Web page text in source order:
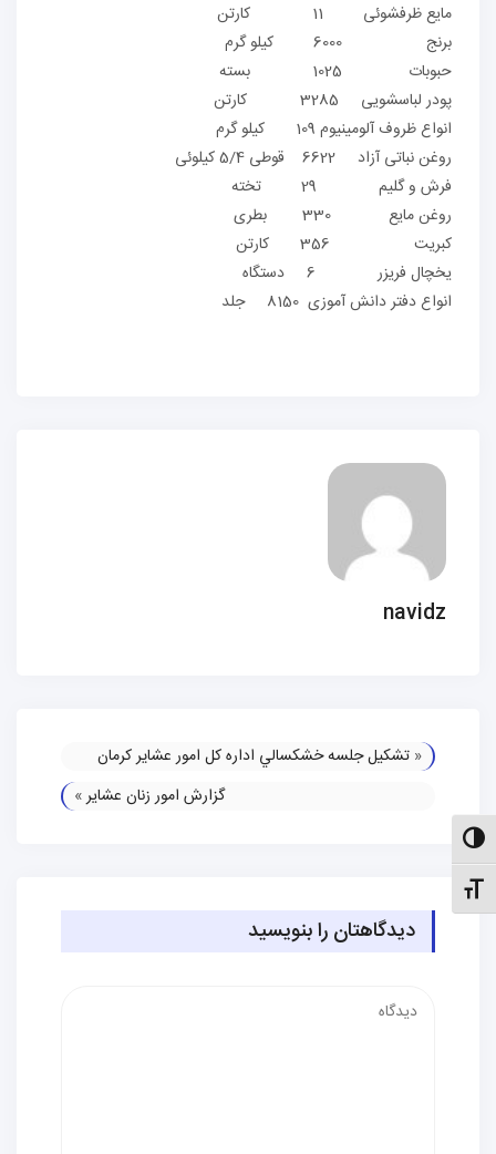
حالت کنتراست بالا
تنظیم اندازهٔ فونت
مایع ظرفشوئی 11 کارتن
برنج 6000 کیلو گرم
حبوبات 1025 بسته
پودر لباسشویی 3285 کارتن
انواع ظروف آلومینیوم 109 کیلو گرم
روغن نباتی آزاد 6622 قوطی 5/4 کیلوئی
فرش و گلیم 29 تخته
روغن مایع 330 بطری
کبریت 356 کارتن
یخچال فریزر 6 دستگاه
انواع دفتر دانش آموزی 8150 جلد
navidz
« تشکیل جلسه خشكسالي اداره كل امور عشاير كرمان
گزارش امور زنان عشایر»
دیدگاهتان را بنویسید